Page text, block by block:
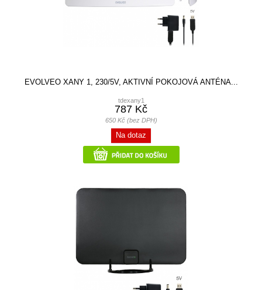
EVOLVEO XANY 1, 230/5V, AKTIVNÍ POKOJOVÁ ANTÉNA...
tdexany1
787 Kč
650 Kč (bez DPH)
Na dotaz